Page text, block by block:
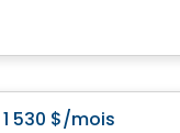
1 530 $/mois